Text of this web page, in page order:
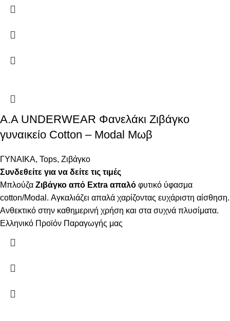
Α.A UNDERWEAR Φανελάκι Ζιβάγκο
γυναικείο Cotton – Modal Μωβ
ΓΥΝΑΙΚΑ, Tops, Ζιβάγκο
Συνδεθείτε για να δείτε τις τιμές
Μπλούζα Ζιβάγκο από Extra απαλό φυτικό ύφασμα
cotton/Modal. Αγκαλιάζει απαλά χαρίζοντας ευχάριστη αίσθηση.
Ανθεκτικό στην καθημερινή χρήση και στα συχνά πλυσίματα.
Ελληνικό Προϊόν Παραγωγής μας